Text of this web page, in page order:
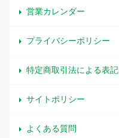
営業カレンダー
プライバシーポリシー
特定商取引法による表記
サイトポリシー
よくある質問